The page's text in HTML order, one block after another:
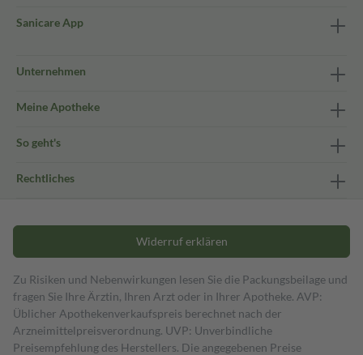
Sanicare App
Unternehmen
Meine Apotheke
So geht's
Rechtliches
Widerruf erklären
Zu Risiken und Nebenwirkungen lesen Sie die Packungsbeilage und
fragen Sie Ihre Ärztin, Ihren Arzt oder in Ihrer Apotheke. AVP:
Üblicher Apothekenverkaufspreis berechnet nach der
Arzneimittelpreisverordnung. UVP: Unverbindliche
Preisempfehlung des Herstellers. Die angegebenen Preise